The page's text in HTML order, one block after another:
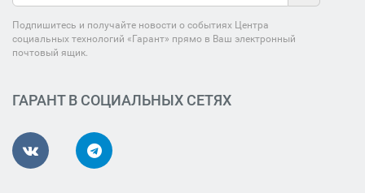
Подпишитесь и получайте новости о событиях Центра
социальных технологий «Гарант» прямо в Ваш электронный
почтовый ящик.
ГАРАНТ В СОЦИАЛЬНЫХ СЕТЯХ